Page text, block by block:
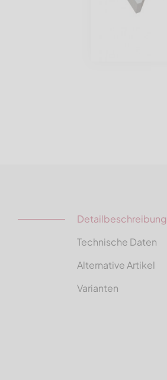
Detailbeschreibung
Technische Daten
Alternative Artikel
Varianten